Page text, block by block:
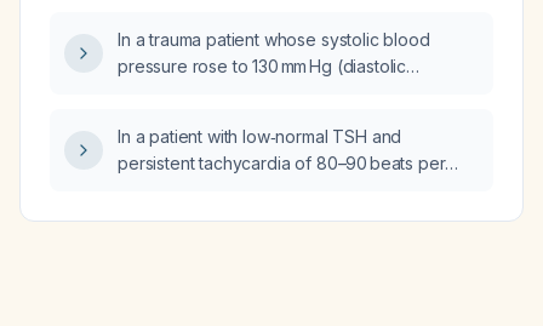
In a trauma patient whose systolic blood
pressure rose to 130 mm Hg (diastolic
appropriate next management?
In a patient with low‑normal TSH and
persistent tachycardia of 80–90 beats per
methimazole be initiated?